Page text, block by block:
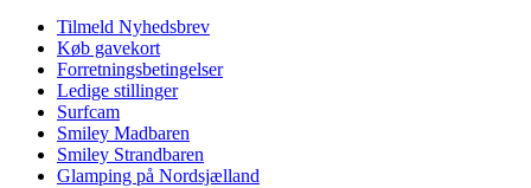
Tilmeld Nyhedsbrev
Køb gavekort
Forretningsbetingelser
Ledige stillinger
Surfcam
Smiley Madbaren
Smiley Strandbaren
Glamping på Nordsjælland